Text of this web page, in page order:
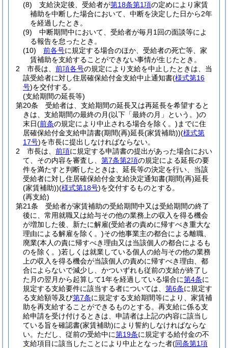
(8)
支給決定後、受給者が第18条第1項の定めにより家賃
補助を中断した場合において、中断を決定した日から2年
を経過したとき。
(9)
中断期間中において、受給者が毎月1回の面談等によ
る報告を怠ったとき。
(10)
前各号に規定する場合のほか、受給者の死亡等、家
賃補助を支給することができない事情が生じたとき。
2
市長は、 前項各号の規定により支給を中止したときは、当
該受給者に対し住居確保給付金支給中止通知書(様式第16
号)を交付する。
(支給期間の延長等)
第20条
受給者は、支給期間の延長又は再延長を希望すると
きは、支給期間の最終の月(以下「最終の月」という。)の
末日(前条の規定により中止される場合を除く。) までに住
居確保給付金支給申請書(期間(再)延長(家賃補助))(様式第
17号)を市長に提出しなければならない。
2
市長は、 前項に規定する申請書の提出があった場合におい
て、その内容を審査し、 第7条第2項の規定による延長の要
件を満たすと判断したときは、延長等の決定を行い、当該
受給者に対し住居確保給付金支給決定通知書(期間(再)延長
(家賃補助))(様式第18号)を交付するものとする。
(再支給)
第21条
受給者が家賃補助の受給期間中又は受給期間の終了
後に、常用就職又は給与その他の業務上の収入を得る機会
が増加した後、新たに解雇(受給者の責めに帰すべき重大な
理由による解雇を除く。)その他事業主の都合による離職、
廃業(本人の責に帰すべき理由又は当該個人の都合によるも
のを除く。)若しくは就業している個人の給与その他の業務
上の収入を得る機会が当該個人の責めに帰すべき理由、都
合によらないで減少し、かついずれも従前の支給が終了し
た月の翌月から起算して1年を経過している場合に第4条に
規定する支給要件に該当する者については、 第6条に規定す
る支給額等及び第7条に規定する支給期間等により、家賃補
助を再支給することができるものとする。 再支給に係る支
給申請を受け付けるときは、申請者は上記の内容に該当し
ている旨を確認書(家賃補助)により誓約しなければならな
い。 ただし、従前の受給中に第19条に規定する給付金の不
支給項目に該当したことにより中止となった者(同条第1項